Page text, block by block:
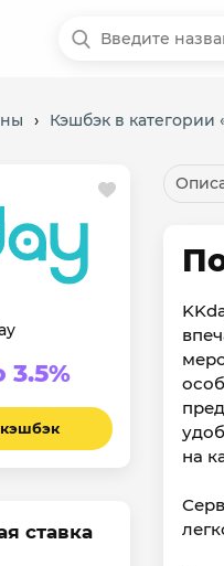
› Кэшбэк в категории
3.5%
ставка
на